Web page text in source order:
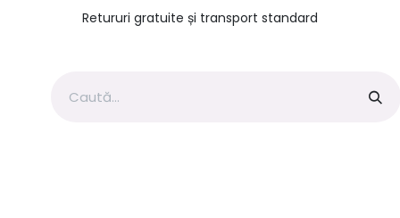
Retururi gratuite și transport standard